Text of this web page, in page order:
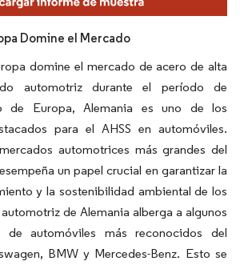
Domine el Mercado
domine el mercado de acero de alta
automotriz durante el período de
de Europa, Alemania es uno de los
para el AHSS en automóviles.
automotrices más grandes del
un papel crucial en garantizar la
y la sostenibilidad ambiental de los
de Alemania alberga a algunos
de automóviles más reconocidos del
BMW y Mercedes-Benz. Esto se